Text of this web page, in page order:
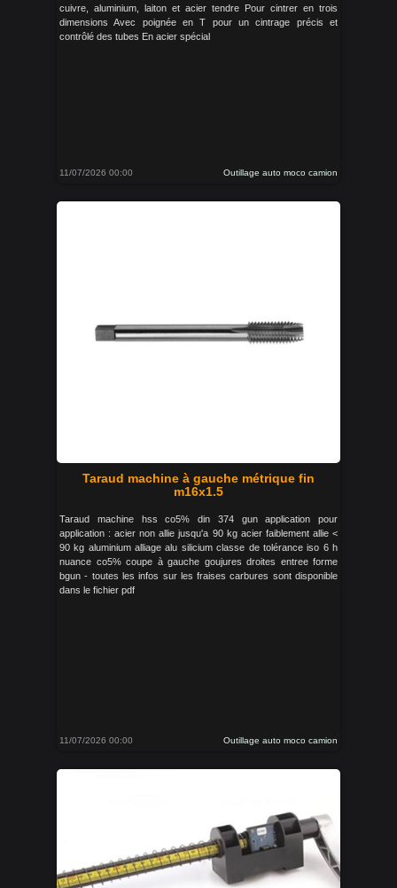
cuivre, aluminium, laiton et acier tendre Pour cintrer en trois
dimensions Avec poignée en T pour un cintrage précis et
contrôlé des tubes En acier spécial
11/07/2026 00:00 Outillage auto moco camion
Taraud machine à gauche métrique fin
m16x1.5
Taraud machine hss co5% din 374 gun application pour
application : acier non allie jusqu'a 90 kg acier faiblement allie <
90 kg aluminium alliage alu silicium classe de tolérance iso 6 h
nuance co5% coupe à gauche goujures droites entree forme
bgun - toutes les infos sur les fraises carbures sont disponible
dans le fichier pdf
11/07/2026 00:00 Outillage auto moco camion